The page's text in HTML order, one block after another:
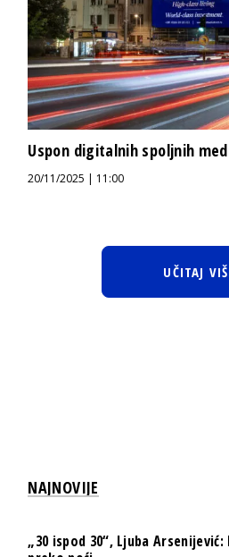
Uspon digitalnih spoljnih
20/11/2025 | 11:00
UČITAJ
NAJNOVIJE
„30 ispod 30“, Ljuba